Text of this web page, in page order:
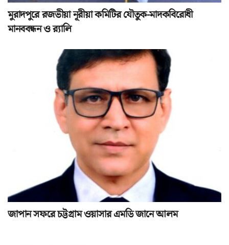
মুরাদপুরে রজভীয়া নূরীয়া কমিটির যৌতুক-মাদকবিরোধী
মানববন্ধন ও র‌্যালি
জাপান সফরে চট্টগ্রাম ওয়াসার এমডি জানে আলম